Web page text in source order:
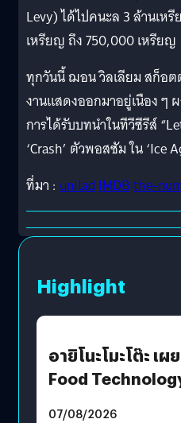
Levy) ได้ไปคนะล 3 ล้านเ
เหรียญ ถึง 750,000 เหรียญ
ทุกวันนี้ ฌอน วิลเลียม สก็อ
งานแสดงออกมาอยู่เนือง ๆ
การได้รับบทนำในทีวีซีรีส์
‘Crash’ ตัวพอสซัม ใน ‘Ice
ที่มา : uniladIMDBthe-
Highlight
อายิโนะโมะโต๊ะ เ
Food
07/08/2026